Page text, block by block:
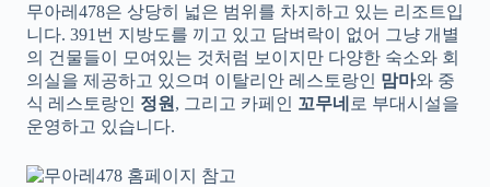
무아레478은 상당히 넓은 범위를 차지하고 있는 리조트입
니다. 391번 지방도를 끼고 있고 담벼락이 없어 그냥 개별
의 건물들이 모여있는 것처럼 보이지만 다양한 숙소와 회
의실을 제공하고 있으며 이탈리안 레스토랑인 맘마와 중
식 레스토랑인 정원 , 그리고 카페인 꼬무네 로 부대시설을
운영하고 있습니다.